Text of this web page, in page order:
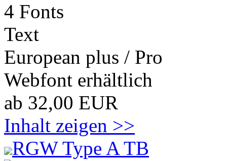
4 Fonts
Text
European plus / Pro
Webfont erhältlich
ab 32,00 EUR
Inhalt zeigen >>
RGW Type A TB